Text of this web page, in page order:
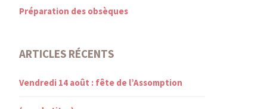
Préparation des obsèques
ARTICLES RÉCENTS
Vendredi 14 août : fête de l’Assomption